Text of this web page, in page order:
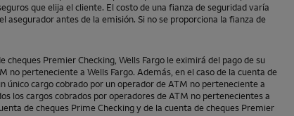
que elija el cliente. El costo de una fianza de seguridad varía
antes de la emisión. Si no se proporciona la fianza de
cheques Premier Checking Wells Fargo le eximirá del pago de su
no perteneciente a Wells Fargo. Además, en el caso de la cuenta de
único cargo cobrado por un operador de ATM no perteneciente a
los cargos cobrados por operadores de ATM no pertenecientes a
de cheques Prime Checkingy de la cuenta de cheques Premier